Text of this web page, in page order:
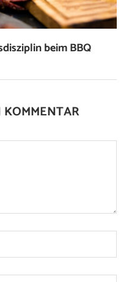
beim BBQ